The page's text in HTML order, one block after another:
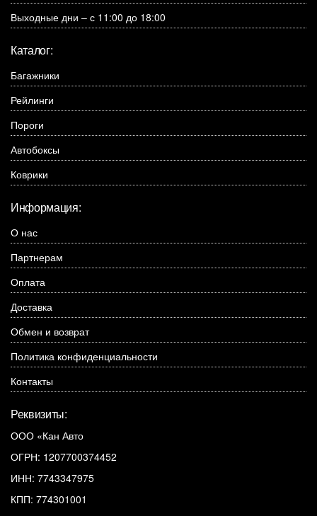
Выходные дни – с 11:00 до 18:00
Каталог:
Багажники
Рейлинги
Пороги
Автобоксы
Коврики
Информация:
О нас
Партнерам
Оплата
Доставка
Обмен и возврат
Политика конфиденциальности
Контакты
Реквизиты:
ООО «Кан Авто
ОГРН: 1207700374452
ИНН: 7743347975
КПП: 774301001